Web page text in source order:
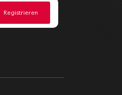
Registrieren